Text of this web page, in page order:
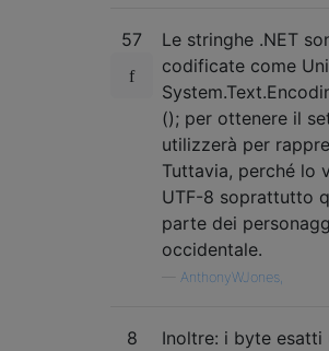
57
Le stringhe .NET
codificate come
(); per ottenere il
utilizzerà per
Tuttavia, perché lo
UTF-8 soprattutto
parte dei
occidentale.
AnthonyWJones,
8
Inoltre: i byte esatti